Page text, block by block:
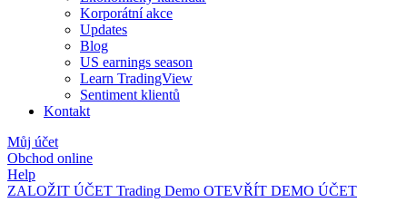
Korporátní akce
Updates
Blog
US earnings season
Learn TradingView
Sentiment klientů
Kontakt
Můj účet
Obchod online
Help
ZALOŽIT ÚČET Trading Demo OTEVŘÍT DEMO ÚČET